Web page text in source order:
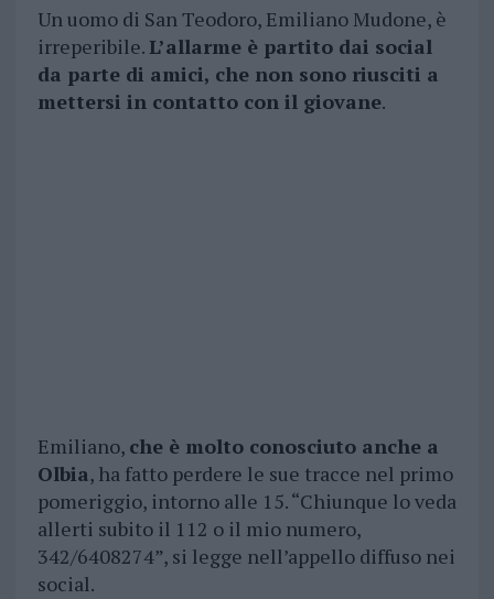
Un uomo di San Teodoro, Emiliano Mudone, è
irreperibile.L’allarme è partito dai social
da parte di amici, che non sono riusciti a
mettersi in contatto con il giovane.
Emiliano, che è molto conosciuto anche a
Olbia, ha fatto perdere le sue tracce nel primo
pomeriggio, intorno alle 15. “Chiunque lo veda
allerti subito il 112 o il mio numero,
342/6408274”, si legge nell’appello diffuso nei
social.